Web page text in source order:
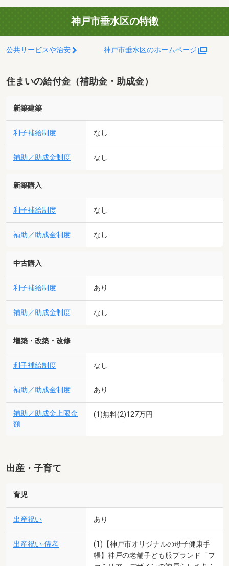
神戸市垂水区の特徴
公共サービスや治安 神戸市垂水区のホームページ
住まいの給付金（補助金・助成金）
新築建築
利子補給制度 なし
補助／助成金制度 なし
新築購入
利子補給制度 なし
補助／助成金制度 なし
中古購入
利子補給制度 あり
補助／助成金制度 なし
増築・改築・改修
利子補給制度 なし
補助／助成金制度 あり
補助／助成金上限金
額
(1)無料(2)127万円
出産・子育て
育児
出産祝い あり
出産祝い-備考
(1)【神戸市オリジナルの母子健康手
帳】神戸の老舗子ども服ブランド「フ